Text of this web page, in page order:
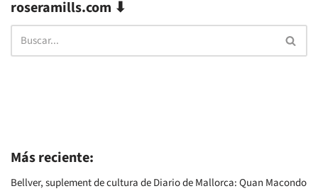
roseramills.com ⬇
Más reciente:
Bellver, suplement de cultura de Diario de Mallorca: Quan Macondo